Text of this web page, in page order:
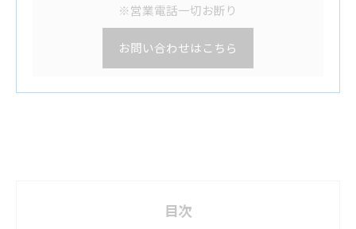
※営業電話一切お断り
お問い合わせはこちら
目次